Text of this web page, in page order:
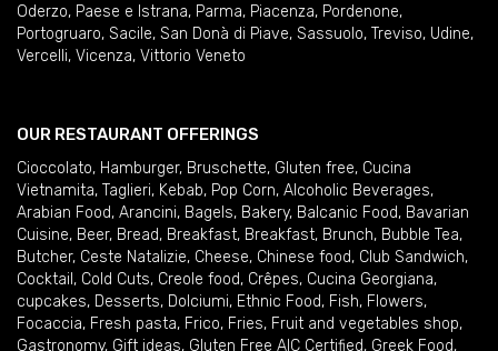
Oderzo, Paese e Istrana, Parma, Piacenza, Pordenone,
Portogruaro, Sacile, San Donà di Piave, Sassuolo, Treviso, Udine,
Vercelli, Vicenza, Vittorio Veneto
OUR RESTAURANT OFFERINGS
Cioccolato, Hamburger, Bruschette, Gluten free, Cucina
Vietnamita, Taglieri, Kebab, Pop Corn, Alcoholic Beverages,
Arabian Food, Arancini, Bagels, Bakery, Balcanic Food, Bavarian
Cuisine, Beer, Bread, Breakfast, Breakfast, Brunch, Bubble Tea,
Butcher, Ceste Natalizie, Cheese, Chinese food, Club Sandwich,
Cocktail , Cold Cuts, Creole food, Crêpes, Cucina Georgiana,
cupcakes, Desserts, Dolciumi, Ethnic Food, Fish, Flowers,
Focaccia, Fresh pasta, Frico, Fries, Fruit and vegetables shop,
Gastronomy, Gift ideas, Gluten Free AIC Certified, Greek Food,